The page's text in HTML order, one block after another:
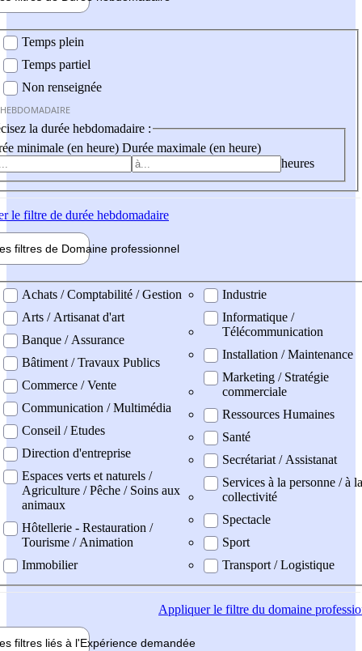
Temps plein
Temps partiel
Non renseignée
la durée hebdomadaire :
minimale (en heure) Durée maximale (en heure)
heures
le filtre de durée hebdomadaire
filtres de Domaine professionnel
professionel
Achats / Comptabilité / Gestion
Arts / Artisanat d'art
Banque / Assurance
Bâtiment / Travaux Publics
Commerce / Vente
Communication / Multimédia
Conseil / Etudes
Direction d'entreprise
Espaces verts et naturels /
Agriculture / Pêche / Soins aux
animaux
Hôtellerie - Restauration /
Tourisme / Animation
Immobilier
Industrie
Informatique /
Télécommunication
Installation / Maintenance
Marketing / Stratégie
commerciale
Ressources Humaines
Santé
Secrétariat / Assistanat
Services à la personne / à la
collectivité
Spectacle
Sport
Transport / Logistique
Appliquerle filtre du domaine
filtres liés à l'Expérience demandée